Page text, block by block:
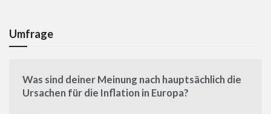
Umfrage
Was sind deiner Meinung nach hauptsächlich die
Ursachen für die Inflation in Europa?